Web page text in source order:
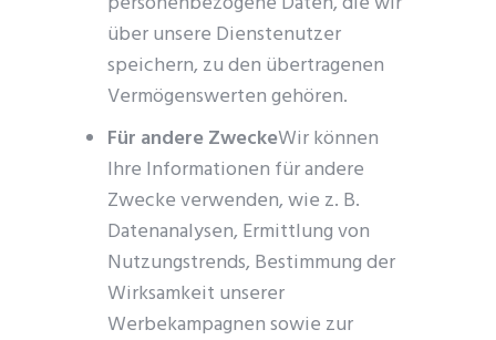
über unsere Dienstenutzer
speichern, zu den übertragenen
Vermögenswerten gehören.
Für andere ZweckeWir können
Ihre Informationen für andere
Zwecke verwenden, wie z. B.
Datenanalysen, Ermittlung von
Nutzungstrends, Bestimmung der
Wirksamkeit unserer
Werbekampagnen sowie zur